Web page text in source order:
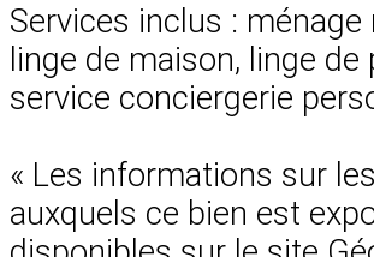
Services inclus : ménage
linge de maison, linge de
service conciergerie
« Les informations sur
auxquels ce bien est